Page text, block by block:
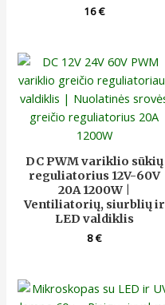
16€
DC PWM variklio sūkių
reguliatorius 12V-60V
20A 1200W |
Ventiliatorių, siurblių ir
LED valdiklis
8€